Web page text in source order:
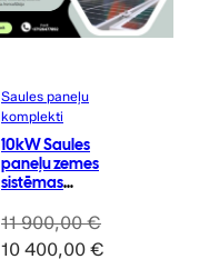
Saules paneļu
komplekti
10kW Saules
paneļu zemes
sistēmas
‘Ready4Solar
Ground’
11 900,00€
Original
10 400,00 €